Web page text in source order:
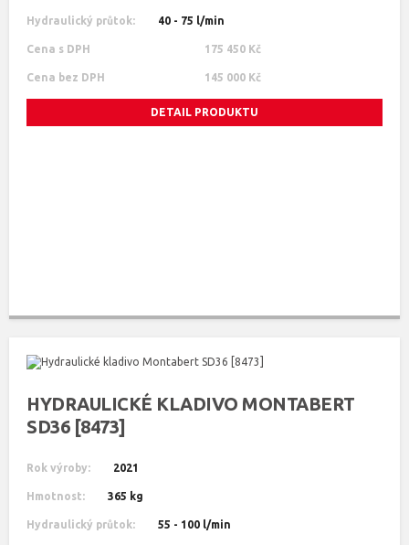
Hydraulický průtok: 40 - 75 l/min
Cena s DPH 175 450 Kč
Cena bez DPH 145 000 Kč
DETAIL PRODUKTU
HYDRAULICKÉ KLADIVO MONTABERT
SD36 [8473]
Rok výroby: 2021
Hmotnost: 365 kg
Hydraulický průtok: 55 - 100 l/min